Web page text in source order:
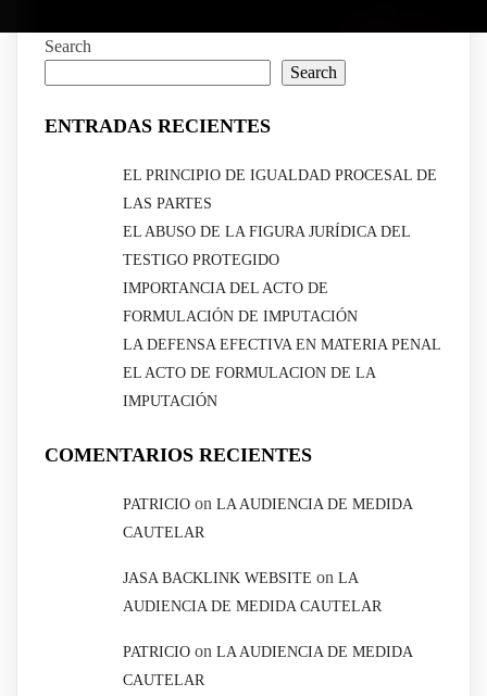
Search
Search
ENTRADAS RECIENTES
EL PRINCIPIO DE IGUALDAD PROCESAL DE
LAS PARTES
EL ABUSO DE LA FIGURA JURÍDICA DEL
TESTIGO PROTEGIDO
IMPORTANCIA DEL ACTO DE
FORMULACIÓN DE IMPUTACIÓN
LA DEFENSA EFECTIVA EN MATERIA PENAL
EL ACTO DE FORMULACION DE LA
IMPUTACIÓN
COMENTARIOS RECIENTES
PATRICIO on LA AUDIENCIA DE MEDIDA
CAUTELAR
JASA BACKLINK WEBSITE on LA
AUDIENCIA DE MEDIDA CAUTELAR
PATRICIO on LA AUDIENCIA DE MEDIDA
CAUTELAR